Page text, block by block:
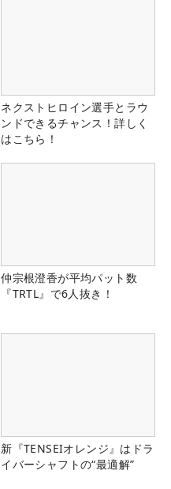
ネクストヒロイン選手とラウ
ンドできるチャンス！詳しく
はこちら！
仲宗根澄香が平均パット数
『TRTL』で6人抜き！
新『TENSEIオレンジ』はドラ
イバーシャフトの“最適解”